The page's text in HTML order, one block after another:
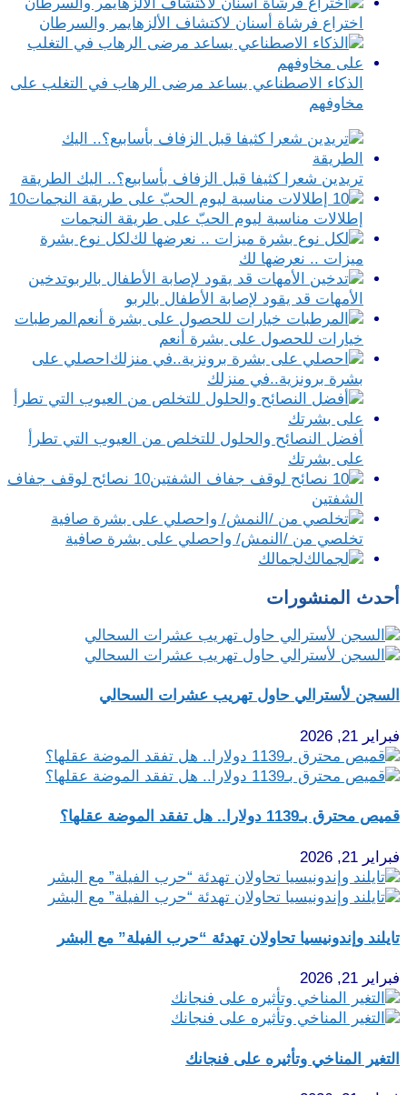
اختراع فرشاة أسنان لاكتشاف الألزهايمر والسرطان
الذكاء الاصطناعي يساعد مرضى الرهاب في التغلب على
مخاوفهم
تريدين شعرا كثيفا قبل الزفاف بأسابيع؟.. اليك الطريقة
10
إطلالات مناسبة ليوم الحبّ على طريقة النجمات
لكل نوع بشرة
ميزات .. نعرضها لك
تدخين
الأمهات قد يقود لإصابة الأطفال بالربو
المرطبات
خيارات للحصول على بشرة أنعم
احصلي على
بشرة برونزية..في منزلك
أفضل النصائح والحلول للتخلص من العيوب التي تطرأ
على بشرتك
10 نصائح لوقف جفاف
الشفتين
تخلصي من /النمش/ واحصلي على بشرة صافية
لجمالك
أحدث المنشورات
السجن لأسترالي حاول تهريب عشرات السحالي
فبراير 21, 2026
قميص محترق بـ1139 دولارا.. هل تفقد الموضة عقلها؟
فبراير 21, 2026
تايلند وإندونيسيا تحاولان تهدئة “حرب الفيلة” مع البشر
فبراير 21, 2026
التغير المناخي وتأثيره على فنجانك